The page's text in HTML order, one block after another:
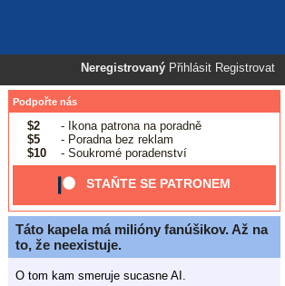
Neregistrovaný Přihlásit Registrovat
Podpořte nás
$2
- Ikona patrona na poradně
$5
- Poradna bez reklam
$10
- Soukromé poradenství
STAŇTE SE PATRONEM
Táto kapela má milióny fanúšikov. Až na
to, že neexistuje.
O tom kam smeruje sucasne AI.